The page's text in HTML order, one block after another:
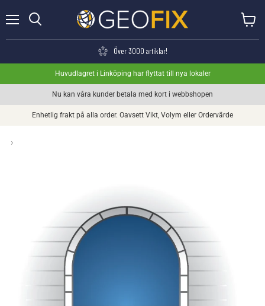
Över 3000 artiklar!
Huvudlagret i Linköping har flyttat till nya lokaler
Nu kan våra kunder betala med kort i webbshopen
Enhetlig frakt på alla order. Oavsett Vikt, Volym eller Ordervärde
›